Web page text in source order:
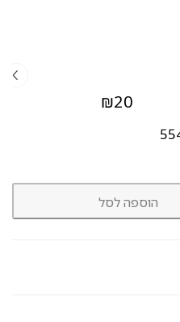
₪20
הוספה לסל